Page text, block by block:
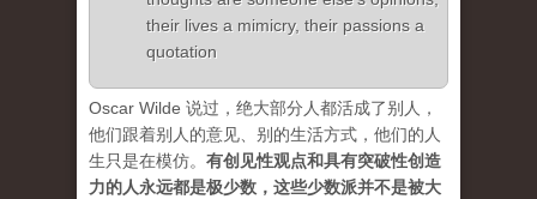
their lives a mimicry, their passions a
quotation
Oscar Wilde 说过，绝大部分人都活成了别人，
他们跟着别人的意见、别的生活方式，他们的人
生只是在模仿。 有创见性观点和具有突破性创造
力的人永远都是极少数，这些少数派并不是被大